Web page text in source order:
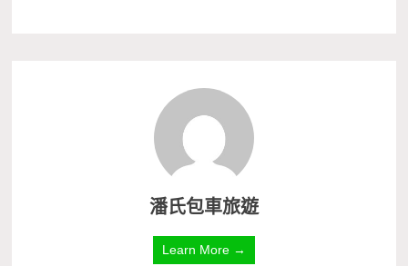
潘氏包車旅遊
Learn More →